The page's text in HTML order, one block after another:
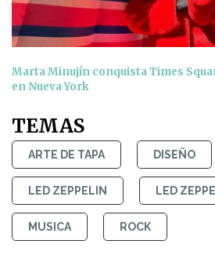
Marta Minujín conquista Times
en Nueva York
TEMAS
ARTE DE TAPA DISEÑO
LED ZEPPELIN LED
MUSICA ROCK